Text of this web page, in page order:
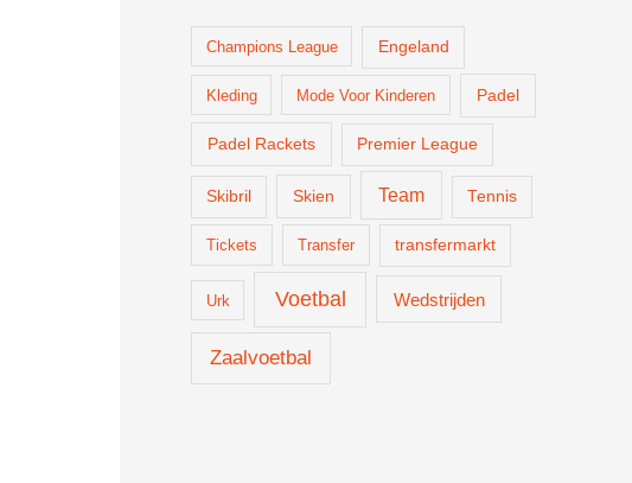
Champions League Engeland
Kleding Mode Voor Kinderen Padel
Padel Rackets Premier League
Skibril Skien Team Tennis
Tickets Transfer transfermarkt
Urk Voetbal Wedstrijden
Zaalvoetbal